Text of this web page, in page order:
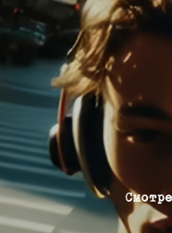
2025
Сибирский
и индустриального
среде и
Смотреть тизер